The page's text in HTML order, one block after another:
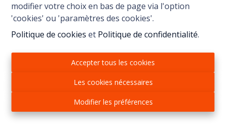
modifier votre choix en bas de page via l'option
'cookies' ou 'paramètres des cookies'.
Politique de cookies et Politique de confidentialité.
Accepter tous les cookies
Les cookies nécessaires
Modifier les préférences
Kuringersteenweg 517